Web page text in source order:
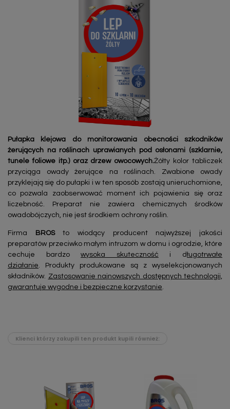
Pułapka klejowa do monitorowania obecności szkodników
żerujących na roślinach uprawianych pod osłonami (szklarnie,
tunele foliowe itp.) oraz drzew owocowych.Żółty kolor tabliczek
przyciąga owady żerujące na roślinach. Zwabione owady
przyklejają się do pułapki i w ten sposób zostają unieruchomione,
co pozwala zaobserwować moment ich pojawienia się oraz
liczebność. Preparat nie zawiera chemicznych środków
owadobójczych, nie jest środkiem ochrony roślin.
Firma BROSto wiodący producent najwyższej jakości
preparatów przeciwko małym intruzom w domu i ogrodzie, które
cechuje bardzowysoka skuteczność i długotrwałe
działanie. Produkty produkowane są z wyselekcjonowanych
składników. Zastosowanie najnowszych dostępnych technologii,
gwarantuje wygodne i bezpieczne korzystanie.
Klienci którzy zakupili ten produkt kupili również: